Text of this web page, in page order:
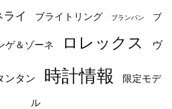
ライ ブライトリング ブランパン ブ
ゲ＆ゾーネ ロレックス ヴ
ンタン 時計情報 限定モデ
ル